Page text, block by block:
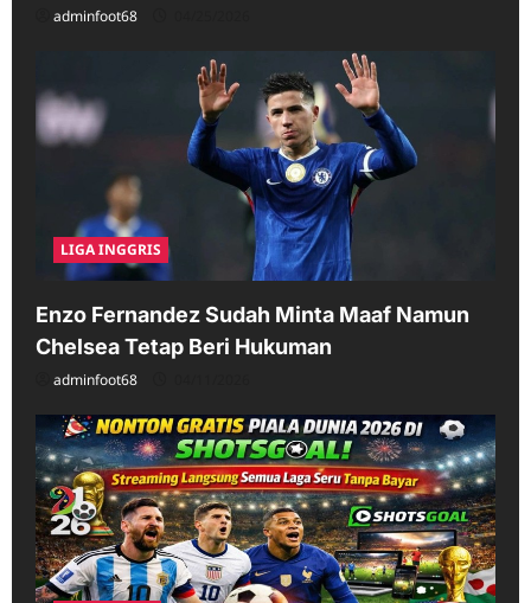
adminfoot68
LIGA INGGRIS
Enzo Fernandez Sudah Minta Maaf Namun
Chelsea Tetap Beri Hukuman
adminfoot68